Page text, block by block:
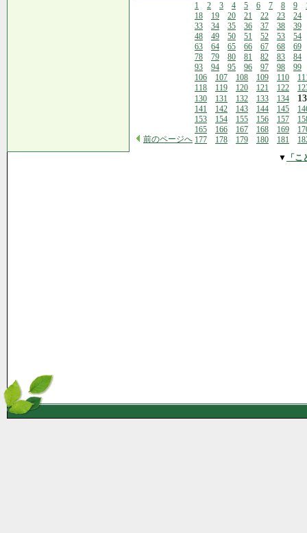
前のページへ
1 2 3 4 5 6 7 8 9
18
19 20 21 22 23
24
33
34 35 36 37 38
39
48
49 50 51 52 53
54
63
64 65 66 67 68
69
78
79 80 81 82 83
84
93
94 95 96 97 98
99
106
107 108 109 110
118
119 120 121 122
130
131 132 133 134
141 142 143 144 145
153
154 155 156 157
165
166 167 168 169
177
178 179 180 181
▼
「